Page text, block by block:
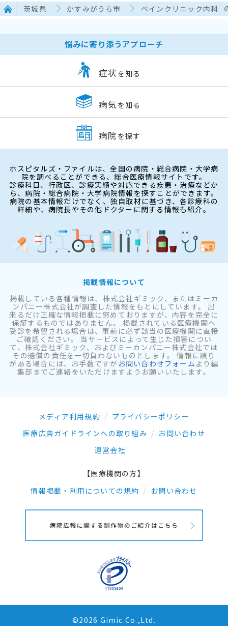
茨城県 かすみがうら市 ペインクリニック内科
悩みに寄り添うアプローチ
症状 を知る
病気 を知る
病院 を探す
ホスピタルズ・ファイルは、全国の病院・総合病院・大学病
院を調べることができる、総合医療情報サイトです。
診療科目、行政区、診療実績や対応できる疾患・治療などか
ら、病院・総合病院・大学病院情報を探すことができます。
病院の基本情報だけでなく、独自取材に基づき、各診療科の
詳細や、病院長やその他ドクターに関する情報も紹介。
掲載情報について
掲載している各種情報は、株式会社ギミック、またはミーカ
ンパニー株式会社が調査した情報をもとにしています。 出
来るだけ正確な情報掲載に努めておりますが、内容を完全に
保証するものではありません。 掲載されている医療機関へ
受診を希望される場合は、事前に必ず該当の医療機関に直接
ご確認ください。 当サービスによって生じた損害につい
て、株式会社ギミック、およびミーカンパニー株式会社では
その賠償の責任を一切負わないものとします。 情報に誤り
がある場合には、お手数ですが お問い合わせフォーム より編
集部までご連絡をいただけますようお願いいたします。
メディア利用規約
プライバシーポリシー
医療広告ガイドラインへの取り組み
お問い合わせ
運営会社
【医療機関の方】
情報掲載・利用についての規約
お問い合わせ
©2026 Gimic.Co.,Ltd.